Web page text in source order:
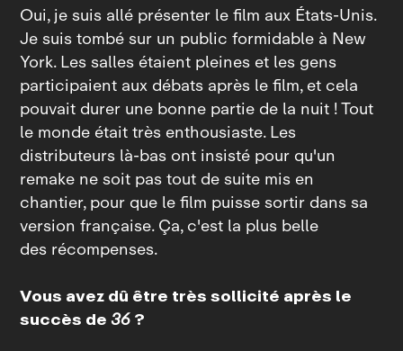
Oui, je suis allé présenter le film aux États-Unis.
Je suis tombé sur un public formidable à New
York. Les salles étaient pleines et les gens
participaient aux débats après le film, et cela
pouvait durer une bonne partie de la nuit ! Tout
le monde était très enthousiaste. Les
distributeurs là-bas ont insisté pour qu'un
remake ne soit pas tout de suite mis en
chantier, pour que le film puisse sortir dans sa
version française. Ça, c'est la plus belle
des récompenses.
Vous avez dû être très sollicité après le
succès de 36?